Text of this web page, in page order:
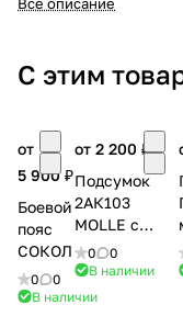
распределение веса и
охотниками для
приборов наблюдения,
инструментов и
мелочей.
С этим
от
5 900 ₽
Боевой
пояс
СОКОЛ
0
0
В наличии
от 2 200 ₽
Подсумок
2АК103
MOLLE с
липучкой
0
0
В наличии